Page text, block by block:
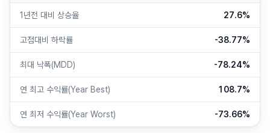
1년전 대비 상승율 27.6%
고점대비 하락률 -38.77%
최대 낙폭(MDD) -78.24%
연 최고 수익률(Year Best) 108.7%
연 최저 수익률(Year Worst) -73.66%